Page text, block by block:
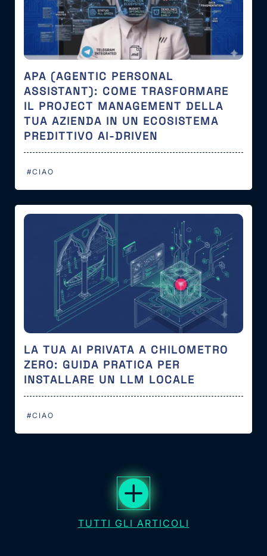
APA (AGENTIC PERSONAL
ASSISTANT): COME TRASFORMARE
IL PROJECT MANAGEMENT DELLA
TUA AZIENDA IN UN ECOSISTEMA
PREDITTIVO AI-DRIVEN
#CIAO
LA TUA AI PRIVATA A CHILOMETRO
ZERO: GUIDA PRATICA PER
INSTALLARE UN LLM LOCALE
#CIAO
TUTTI GLI ARTICOLI